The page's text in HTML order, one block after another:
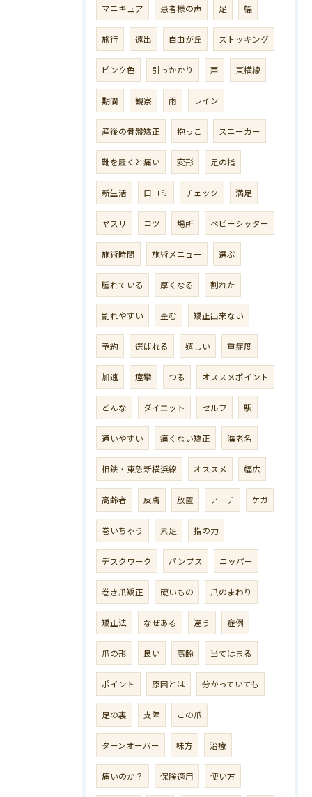
マニキュア 患者様の声 足 幅
旅行 遠出 自由が丘 ストッキング
ピンク色 引っかかり 声 東横線
期間 観察 雨 レイン
産後の骨盤矯正 抱っこ スニーカー
靴を履くと痛い 変形 足の指
新生活 口コミ チェック 満足
ヤスリ コツ 場所 ベビーシッター
施術時間 施術メニュー 選ぶ
腫れている 厚くなる 割れた
割れやすい 歪む 矯正出来ない
予約 選ばれる 嬉しい 重症度
加速 痙攣 つる オススメポイント
どんな ダイエット セルフ 駅
通いやすい 痛くない矯正 海老名
相鉄・東急新横浜線 オススメ 幅広
高齢者 皮膚 放置 アーチ ケガ
巻いちゃう 素足 指の力
デスクワーク パンプス ニッパー
巻き爪矯正 硬いもの 爪のまわり
矯正法 なぜある 違う 症例
爪の形 良い 高齢 当てはまる
ポイント 原因とは 分かっていても
足の裏 支障 この爪
ターンオーバー 味方 治療
痛いのか？ 保険適用 使い方